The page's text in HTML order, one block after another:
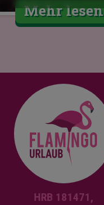
Mehr lesen
HRB 181471,